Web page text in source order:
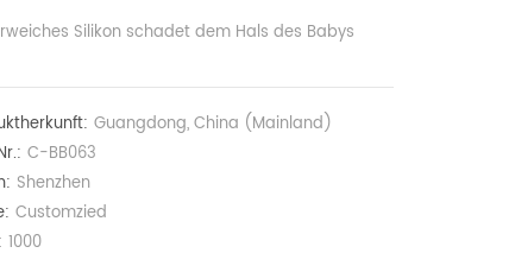
Silikon schadet dem Hals des Babys
Guangdong, China (Mainland)
C-BB063
Shenzhen
Customzied​
1000